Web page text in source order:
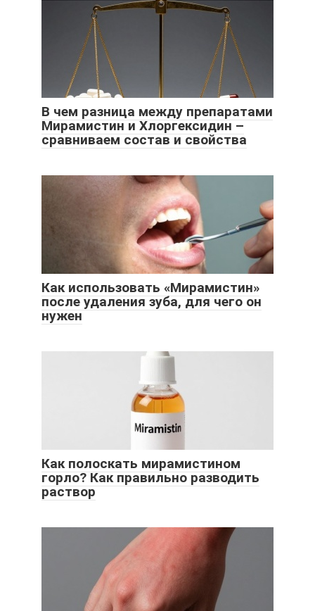
В чем разница между препаратами
Мирамистин и Хлоргексидин –
сравниваем состав и свойства
Как использовать «Мирамистин»
после удаления зуба, для чего он
нужен
Как полоскать мирамистином
горло? Как правильно разводить
раствор